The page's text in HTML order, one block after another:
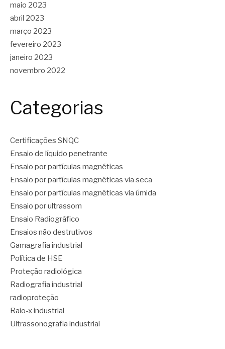
maio 2023
abril 2023
março 2023
fevereiro 2023
janeiro 2023
novembro 2022
Categorias
Certificações SNQC
Ensaio de líquido penetrante
Ensaio por partículas magnéticas
Ensaio por partículas magnéticas via seca
Ensaio por partículas magnéticas via úmida
Ensaio por ultrassom
Ensaio Radiográfico
Ensaios não destrutivos
Gamagrafia industrial
Política de HSE
Proteção radiológica
Radiografia industrial
radioproteção
Raio-x industrial
Ultrassonografia industrial